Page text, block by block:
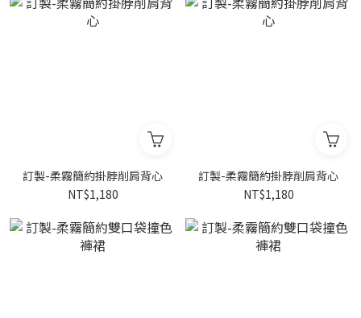
訂製-柔霧簡約掛脖削肩背心
NT$1,180
訂製-柔霧簡約掛脖削肩背心
NT$1,180